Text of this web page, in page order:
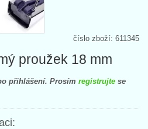
číslo zboží: 611345
proužek 18 mm
přihlášení. Prosím registrujte se